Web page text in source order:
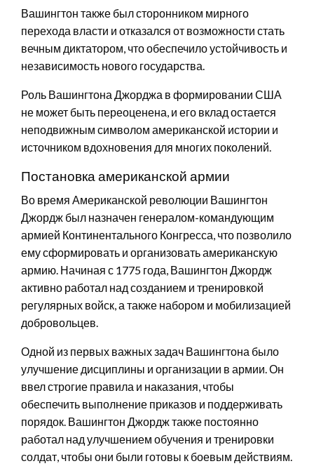
Вашингтон также был сторонником мирного
перехода власти и отказался от возможности стать
вечным диктатором, что обеспечило устойчивость и
независимость нового государства.
Роль Вашингтона Джорджа в формировании США
не может быть переоценена, и его вклад остается
неподвижным символом американской истории и
источником вдохновения для многих поколений.
Постановка американской армии
Во время Американской революции Вашингтон
Джордж был назначен генералом-командующим
армией Континентального Конгресса, что позволило
ему сформировать и организовать американскую
армию. Начиная с 1775 года, Вашингтон Джордж
активно работал над созданием и тренировкой
регулярных войск, а также набором и мобилизацией
добровольцев.
Одной из первых важных задач Вашингтона было
улучшение дисциплины и организации в армии. Он
ввел строгие правила и наказания, чтобы
обеспечить выполнение приказов и поддерживать
порядок. Вашингтон Джордж также постоянно
работал над улучшением обучения и тренировки
солдат, чтобы они были готовы к боевым действиям.